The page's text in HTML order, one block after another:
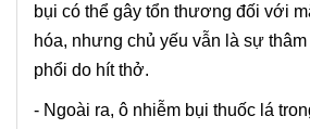
bụi có thể gây tổn thương đối với
hóa, nhưng chủ yếu vẫn là sự
phổi do hít thở.
- Ngoài ra, ô nhiễm bụi thuốc lá